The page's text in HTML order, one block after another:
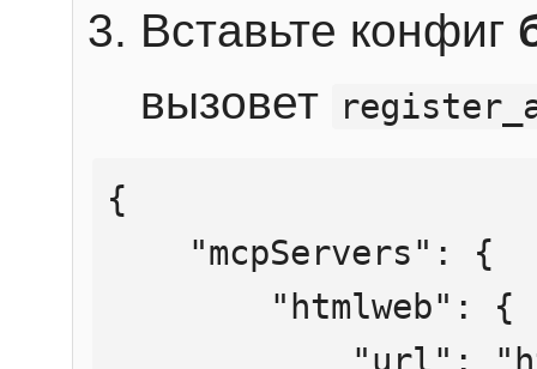
Вставьте конфиг
вызовет
{